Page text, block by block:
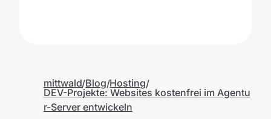
mittwald Blog Hosting
DEV-Projekte: Websites kostenfrei im Agentu
r-Server entwickeln